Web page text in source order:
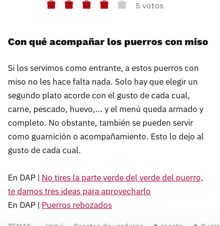
5 votos
Con qué acompañar los puerros con miso
Si los servimos como entrante, a estos puerros con
miso no les hace falta nada. Solo hay que elegir un
segundo plato acorde con el gusto de cada cual,
carne, pescado, huevo,... y el menú queda armado y
completo. No obstante, también se pueden servir
como guarnición o acompañamiento. Esto lo dejo al
gusto de cada cual.
En DAP | No tires la parte verde del verde del puerro,
te damos tres ideas para aprovecharlo
En DAP | Puerros rebozados